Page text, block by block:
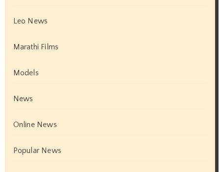
Leo News
Marathi Films
Models
News
Online News
Popular News